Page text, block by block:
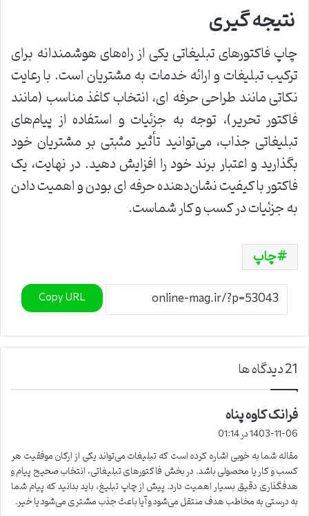
نتیجه‌ گیری
چاپ فاکتورهای تبلیغاتی یکی از راه‌های هوشمندانه برای
ترکیب تبلیغات و ارائه خدمات به مشتریان است. با رعایت
نکاتی مانند طراحی حرفه ‌ای، انتخاب کاغذ مناسب (مانند
فاکتور تحریر)، توجه به جزئیات و استفاده از پیام‌های
تبلیغاتی جذاب، می‌توانید تأثیر مثبتی بر مشتریان خود
بگذارید و اعتبار برند خود را افزایش دهید. در نهایت، یک
فاکتور با کیفیت نشان‌دهنده حرفه ‌ای بودن و اهمیت دادن
به جزئیات در کسب ‌و کار شماست.
چاپ
Copy URL
‫21 دیدگاه ها
فرانک کاوه پناهف
:
1403-11-06 در 01:14
مقاله شما به خوبی اشاره کرده است که تبلیغات می‌تواند یکی از ارکان موفقیت هر
کسب و کار یا محصولی باشد. در بخش فاکتورهای تبلیغاتی، انتخاب صحیح پیام و
هدفگذاری دقیق بسیار اهمیت دارد. پیش از چاپ تبلیغ، باید بدانید که پیام شما
به درستی به مخاطب هدف منتقل می‌شود و آیا باعث جذب مشتری می‌شود یا خیر.